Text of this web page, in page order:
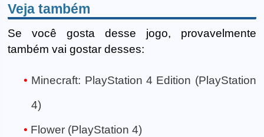
Veja também
Se você gosta desse jogo, provavelmente
também vai gostar desses:
Minecraft: PlayStation 4 Edition (PlayStation
4)
Flower (PlayStation 4)